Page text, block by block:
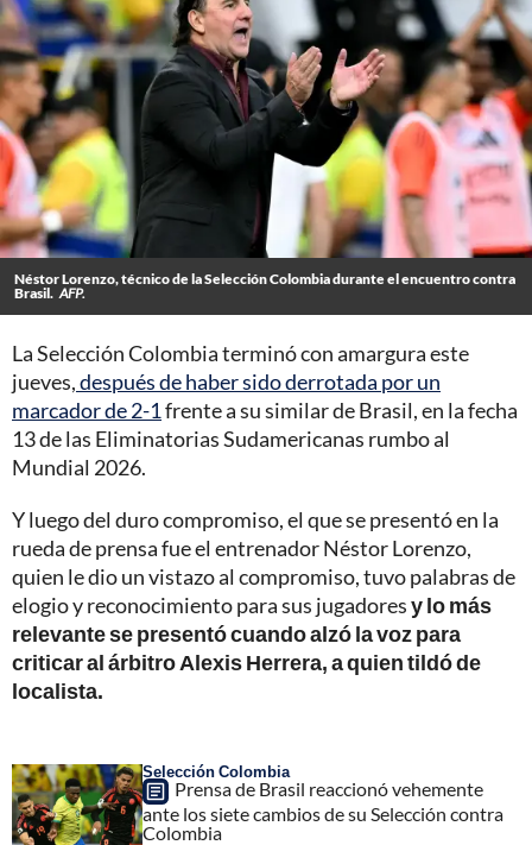
Néstor Lorenzo, técnico de la Selección Colombia durante el encuentro contra
Brasil. AFP.
La Selección Colombia terminó con amargura este
jueves,después de haber sido derrotada por un
marcador de 2-1frente a su similar de Brasil, en la fecha
13 de las Eliminatorias Sudamericanas rumbo al
Mundial 2026.
Y luego del duro compromiso, el que se presentó en la
rueda de prensa fue el entrenador Néstor Lorenzo,
quien le dio un vistazo al compromiso, tuvo palabras de
elogio y reconocimiento para sus jugadoresy lo más
relevante se presentó cuando alzó la voz para
criticar al árbitro Alexis Herrera, a quien tildó de
localista.
Selección Colombia
Prensa de Brasil reaccionó vehemente
ante los siete cambios de su Selección contra
Colombia